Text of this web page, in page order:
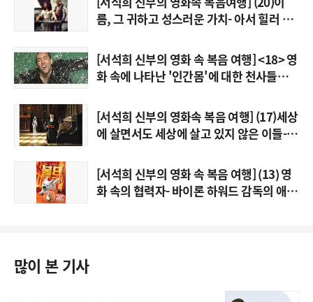
름, 그 귀하고 성스러운 가치- 아서 힐러 감
[서석희 신부의 영화 속 복음 여행] <18> 영
화 속에 나타난 '인간몸'에 대한 천사들의
외 영화들
[서석희 신부의 영화속 복음 여행] (17)세상
에 살면서도 세상에 살고 있지 않은 이들-
[서석희 신부의 영화 속 복음 여행] (13) 영
화 속의 협력자- 바이론 하워드 감독의 애니
많이 본 기사